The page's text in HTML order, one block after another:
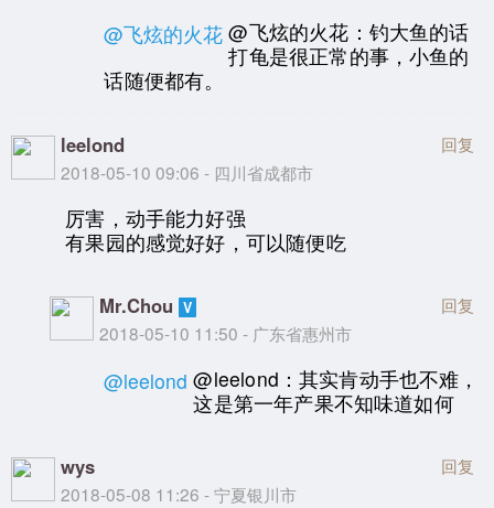
@飞炫的火花 @飞炫的火花：钓大鱼的话
打龟是很正常的事，小鱼的
话随便都有。
leelond
2018-05-10 09:06 - 四川省成都市
回复
厉害，动手能力好强
有果园的感觉好好，可以随便吃
Mr.Chou
2018-05-10 11:50 - 广东省惠州市
回复
@leelond @leelond：其实肯动手也不难，
这是第一年产果不知味道如何
wys
2018-05-08 11:26 - 宁夏银川市
回复